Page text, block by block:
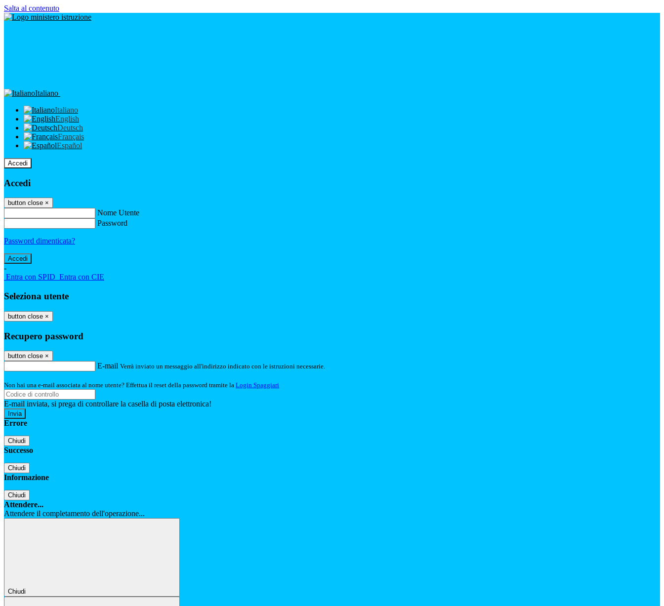
Salta al contenuto
Italiano
Italiano
English
Deutsch
Français
Español
Accedi
Accedi
button close ×
Nome Utente
Password
Password dimenticata?
-
Entra con SPID Entra con CIE
Seleziona utente
button close ×
Recupero password
button close ×
E-mail Verrà inviato un messaggio all'indirizzo indicato con le istruzioni necessarie.
Non hai una e-mail associata al nome utente? Effettua il reset della password tramite la Login Spaggiari
E-mail inviata, si prega di controllare la casella di posta elettronica!
Errore
Chiudi
Successo
Chiudi
Informazione
Chiudi
Attendere...
Attendere il completamento dell'operazione...
Chiudi